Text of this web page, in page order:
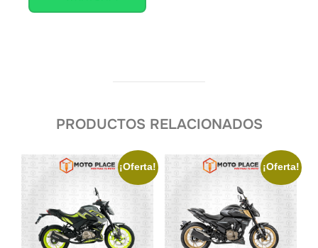
PRODUCTOS RELACIONADOS
¡Oferta! ¡Oferta!